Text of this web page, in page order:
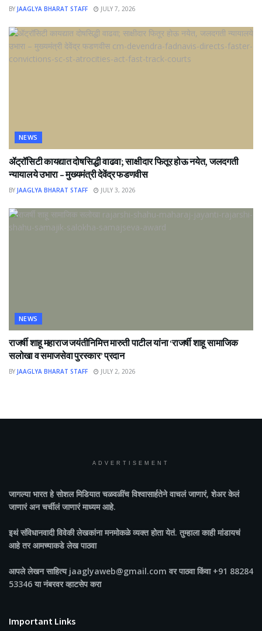
BY JAAGLYA BHARAT STAFF JULY 7, 2026
NEWS
ॲट्रॉसिटी कायद्यात दोषसिद्धी वाढवा; साक्षीदार फितूर होऊ नयेत, जलदगती
न्यायालये उभारा – मुख्यमंत्री देवेंद्र फडणवीस
BY JAAGLYA BHARAT STAFF JULY 3, 2026
NEWS
राजर्षी शाहू महाराज जयंतीनिमित्त मारुती पाटील यांना ‘राजर्षी शाहू सामाजिक
सलोखा व समाजसेवा पुरस्कार’ प्रदान
BY JAAGLYA BHARAT STAFF JULY 2, 2026
ADVERTISEMENT
जागल्या भारतहे सोशल मिडियात चळवळींच विश्वासार्हतेने वाचलं जाणारं, शेअर केलं
जाणारं अन चर्चीलं जाणारं माध्यम आहे.
इथं संविधानवादी विवेकी लेखकांना मनमोकळे व्यक्त होता येतं. तुम्हाला काही मांडायचं
आहे तर आमच्याकडे लेख पाठवा
आपले लेखन साहित्य jaaglyaweb@gmail.com वर पाठवा किंवा +91 88284
53346 या नंबरवर व्हाटसेप करा
Important Links